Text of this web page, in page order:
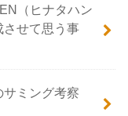
（ヒナタハン
させて思う事
ミング考察